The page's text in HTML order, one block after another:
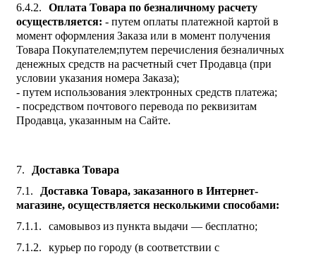
Оплата Товара по безналичному расчету
осуществляется: - путем оплаты платежной картой в
момент оформления Заказа или в момент получения
Товара Покупателем;путем перечисления безналичных
денежных средств на расчетный счет Продавца (при
условии указания номера Заказа);
- путем использования электронных средств платежа;
- посредством почтового перевода по реквизитам
Продавца, указанным на Сайте.
Доставка Товара
Доставка Товара, заказанного в Интернет-
магазине, осуществляется несколькими способами:
самовывоз из пункта выдачи — бесплатно;
курьер по городу (в соответствии с